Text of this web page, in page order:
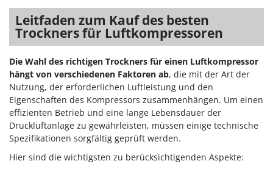
Leitfaden zum Kauf des besten
Trockners für Luftkompressoren
Die Wahl des richtigen Trockners für einen Luftkompressor
hängt von verschiedenen Faktoren ab, die mit der Art der
Nutzung, der erforderlichen Luftleistung und den
Eigenschaften des Kompressors zusammenhängen. Um einen
effizienten Betrieb und eine lange Lebensdauer der
Druckluftanlage zu gewährleisten, müssen einige technische
Spezifikationen sorgfältig geprüft werden.
Hier sind die wichtigsten zu berücksichtigenden Aspekte: